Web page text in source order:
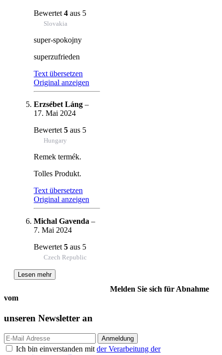
Bewertet 4 aus 5
Slovakia
super-spokojny
superzufrieden
Text übersetzen
Original anzeigen
Erzsébet Láng –
17. Mai 2024
Bewertet 5 aus 5
Hungary
Remek termék.
Tolles Produkt.
Text übersetzen
Original anzeigen
Michal Gavenda –
7. Mai 2024
Bewertet 5 aus 5
Czech Republic
Lesen mehr
Melden Sie sich für Abnahme
vom
unseren Newsletter an
Ich bin einverstanden mit der Verarbeitung der